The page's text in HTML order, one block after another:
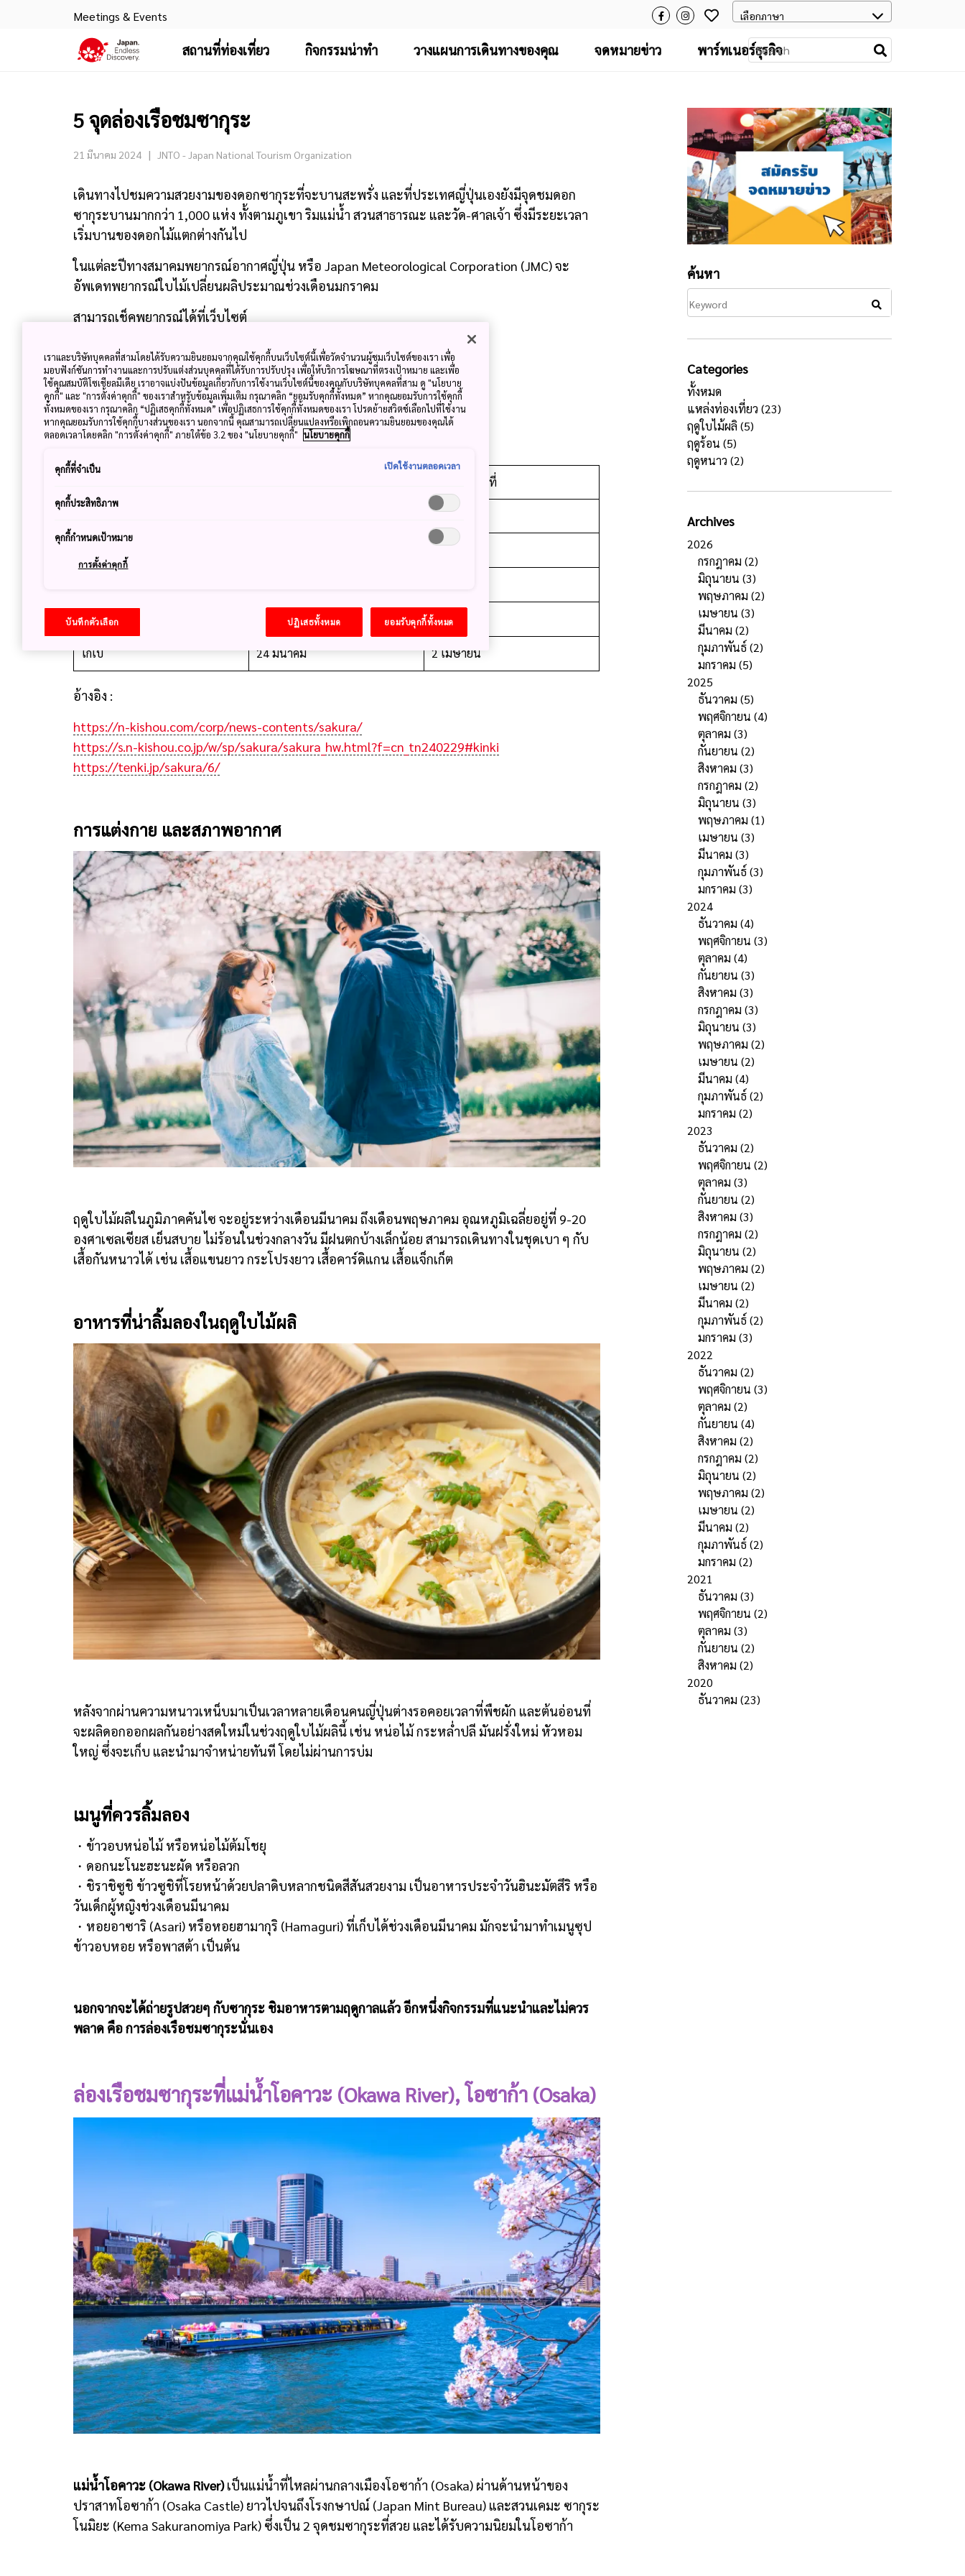
Meetings & Events
สถานที่ท่องเที่ยว กิจกรรมน่าทำ วางแผนการเดินทางของคุณ จดหมายข่าว พาร์ทเนอร์ธุรกิจ
5 จุดล่องเรือชมซากุระ
21 มีนาคม 2024 JNTO - Japan National Tourism Organization
เดินทางไปชมความสวยงามของดอกซากุระที่จะบานสะพรั่ง และที่ประเทศญี่ปุ่นเองยังมีจุดชมดอก
ซากุระบานมากกว่า 1,000 แห่ง ทั้งตามภูเขา ริมแม่น้ำ สวนสาธารณะ และวัด-ศาลเจ้า ซึ่งมีระยะเวลา
เริ่มบานของดอกไม้แตกต่างกันไป
ในแต่ละปีทางสมาคมพยากรณ์อากาศญี่ปุ่น หรือ Japan Meteorological Corporation (JMC) จะ
อัพเดทพยากรณ์ใบไม้เปลี่ยนผลิประมาณช่วงเดือนมกราคม
สามารถเช็คพยากรณ์ได้ที่เว็บไซต์
https://tenki.jp/sakura/
https://weathernews.jp/sakura/
ตารางพยากรณ์ซากุระบานแถบภูมิภาคคันไซ
ช่วงบานเต็มที่
31 มีนาคม
1 เมษายน
วาคายามะ 22 มีนาคม 30 มีนาคม
โกเบ 24 มีนาคม 2 เมษายน
อ้างอิง :
https://n-kishou.com/corp/news-contents/sakura/
https://s.n-kishou.co.jp/w/sp/sakura/sakura_hw.html?f=cn_tn240229#kinki
https://tenki.jp/sakura/6/
การแต่งกาย และสภาพอากาศ
ฤดูใบไม้ผลิในภูมิภาคคันไซ จะอยู่ระหว่างเดือนมีนาคม ถึงเดือนพฤษภาคม อุณหภูมิเฉลี่ยอยู่ที่ 9-20
องศาเซลเซียส เย็นสบาย ไม่ร้อนในช่วงกลางวัน มีฝนตกบ้างเล็กน้อย สามารถเดินทางในชุดเบา ๆ กับ
เสื้อกันหนาวได้ เช่น เสื้อแขนยาว กระโปรงยาว เสื้อคาร์ดิแกน เสื้อแจ็กเก็ต
อาหารที่น่าลิ้มลองในฤดูใบไม้ผลิ
หลังจากผ่านความหนาวเหน็บมาเป็นเวลาหลายเดือนคนญี่ปุ่นต่างรอคอยเวลาที่พืชผัก และต้นอ่อนที่
จะผลิดอกออกผลกันอย่างสดใหม่ในช่วงฤดูใบไม้ผลินี้ เช่น หน่อไม้ กระหล่ำปลี มันฝรั่งใหม่ หัวหอม
ใหญ่ ซึ่งจะเก็บ และนำมาจำหน่ายทันที โดยไม่ผ่านการบ่ม
เมนูที่ควรลิ้มลอง
・ข้าวอบหน่อไม้ หรือหน่อไม้ต้มโชยุ
・ดอกนะโนะฮะนะผัด หรือลวก
・ชิราชิซูชิ ข้าวซูชิที่โรยหน้าด้วยปลาดิบหลากชนิดสีสันสวยงาม เป็นอาหารประจำวันฮินะมัตสึริ หรือ
วันเด็กผู้หญิงช่วงเดือนมีนาคม
・หอยอาซาริ (Asari) หรือหอยฮามากุริ (Hamaguri) ที่เก็บได้ช่วงเดือนมีนาคม มักจะนำมาทำเมนูซุป
ข้าวอบหอย หรือพาสต้า เป็นต้น
นอกจากจะได้ถ่ายรูปสวยๆ กับซากุระ ชิมอาหารตามฤดูกาลแล้ว อีกหนึ่งกิจกรรมที่แนะนำและไม่ควร
พลาด คือ การล่องเรือชมซากุระนั่นเอง
ล่องเรือชมซากุระที่แม่น้ำโอคาวะ (Okawa River), โอซาก้า (Osaka)
แม่น้ำโอคาวะ (Okawa River)เป็นแม่น้ำที่ไหลผ่านกลางเมืองโอซาก้า (Osaka) ผ่านด้านหน้าของ
ปราสาทโอซาก้า (Osaka Castle) ยาวไปจนถึงโรงกษาปณ์ (Japan Mint Bureau) และสวนเคมะ ซากุระ
โนมิยะ (Kema Sakuranomiya Park) ซึ่งเป็น 2 จุดชมซากุระที่สวย และได้รับความนิยมในโอซาก้า
ค้นหา
Categories
ทั้งหมด
แหล่งท่องเที่ยว (23)
ฤดูใบไม้ผลิ(5)
ฤดูร้อน (5)
ฤดูหนาว (2)
Archives
2026
กรกฎาคม (2)
มิถุนายน (3)
พฤษภาคม (2)
เมษายน (3)
มีนาคม (2)
กุมภาพันธ์(2)
มกราคม (5)
2025
ธันวาคม (5)
พฤศจิกายน (4)
ตุลาคม (3)
กันยายน (2)
สิงหาคม (3)
กรกฎาคม (2)
มิถุนายน (3)
พฤษภาคม (1)
เมษายน (3)
มีนาคม (3)
กุมภาพันธ์(3)
มกราคม (3)
2024
ธันวาคม (4)
พฤศจิกายน (3)
ตุลาคม (4)
กันยายน (3)
สิงหาคม (3)
กรกฎาคม (3)
มิถุนายน (3)
พฤษภาคม (2)
เมษายน (2)
มีนาคม (4)
กุมภาพันธ์(2)
มกราคม (2)
2023
ธันวาคม (2)
พฤศจิกายน (2)
ตุลาคม (3)
กันยายน (2)
สิงหาคม (3)
กรกฎาคม (2)
มิถุนายน (2)
พฤษภาคม (2)
เมษายน (2)
มีนาคม (2)
กุมภาพันธ์(2)
มกราคม (3)
2022
ธันวาคม (2)
พฤศจิกายน (3)
ตุลาคม (2)
กันยายน (4)
สิงหาคม (2)
กรกฎาคม (2)
มิถุนายน (2)
พฤษภาคม (2)
เมษายน (2)
มีนาคม (2)
กุมภาพันธ์(2)
มกราคม (2)
2021
ธันวาคม (3)
พฤศจิกายน (2)
ตุลาคม (3)
กันยายน (2)
สิงหาคม (2)
2020
ธันวาคม (23)
เราและบริษัทบุคคลที่สามโดยได้รับความยินยอมจากคุณใช้คุกกี้บนเว็บไซต์นี้เพื่อวัดจำนวนผู้ชมเว็บไซต์ของเรา เพื่อ
มอบฟังก์ชันการทำงานและการปรับแต่งส่วนบุคคลที่ได้รับการปรับปรุง เพื่อให้บริการโฆษณาที่ตรงเป้าหมาย และเพื่อ
ใช้คุณสมบัติโซเชียลมีเดีย เราอาจแบ่งปันข้อมูลเกี่ยวกับการใช้งานเว็บไซต์นี้ของคุณกับบริษัทบุคคลที่สาม ดู "นโยบาย
คุกกี้" และ "การตั้งค่าคุกกี้" ของเราสำหรับข้อมูลเพิ่มเติม กรุณาคลิก “ยอมรับคุกกี้ทั้งหมด” หากคุณยอมรับการใช้คุกกี้
ทั้งหมดของเรา กรุณาคลิก “ปฏิเสธคุกกี้ทั้งหมด” เพื่อปฏิเสธการใช้คุกกี้ทั้งหมดของเรา โปรดย้ายสวิตช์เลือกไปที่ใช้งาน
หากคุณยอมรับการใช้คุกกี้บางส่วนของเรา นอกจากนี้ คุณสามารถเปลี่ยนแปลงหรือเพิกถอนความยินยอมของคุณได้
ตลอดเวลาโดยคลิก "การตั้งค่าคุกกี้" ภายใต้ข้อ 3.2 ของ "นโยบายคุกกี้" นโยบายคุกกี้
คุกกี้ที่จำเป็น เปิดใช้งานตลอดเวลา
คุกกี้ประสิทธิภาพ
คุกกี้กำหนดเป้าหมาย
การตั้งค่าคุกกี้
บันทึกตัวเลือก ปฏิเสธทั้งหมด ยอมรับคุกกี้ทั้งหมด